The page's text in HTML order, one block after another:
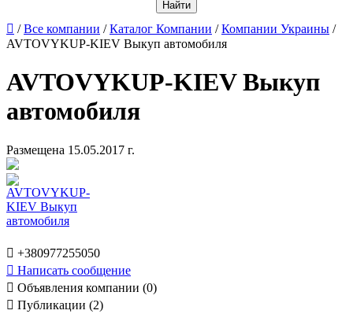
 /Все компании /Каталог Компании /Компании Украины /
AVTOVYKUP-KIEV Выкуп автомобиля
AVTOVYKUP-KIEV Выкуп
автомобиля
Размещена 15.05.2017 г.
 +380977255050
 Написать сообщение
 Объявления компании (0)
 Публикации (2)